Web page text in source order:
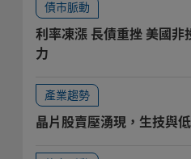
債市脈動
利率凍漲 長債重挫 美國非
力
產業趨勢
晶片股賣壓湧現，生技與